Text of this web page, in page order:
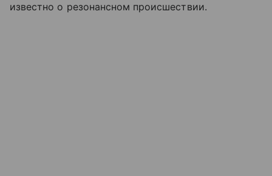
известно о резонансном происшествии.